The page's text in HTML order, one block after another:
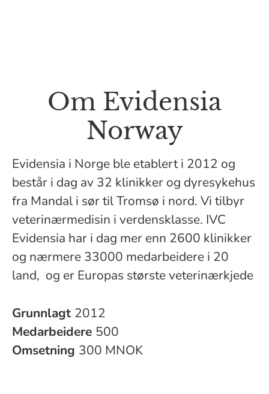
Om Evidensia
Norway
Evidensia i Norge ble etablert i 2012 og
består i dag av 32 klinikker og dyresykehus
fra Mandal i sør til Tromsø i nord. Vi tilbyr
veterinærmedisin i verdensklasse. IVC
Evidensia har i dag mer enn 2600 klinikker
og nærmere 33000 medarbeidere i 20
land, og er Europas største veterinærkjede
Grunnlagt 2012
Medarbeidere 500
Omsetning 300 MNOK